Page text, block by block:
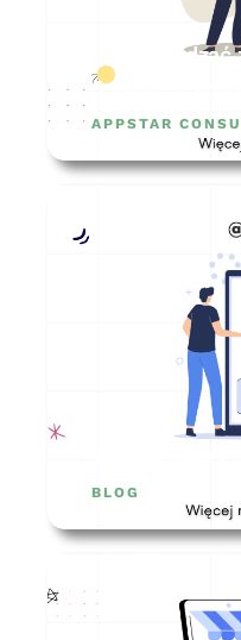
Jak
5
APPSTAR
BLOG